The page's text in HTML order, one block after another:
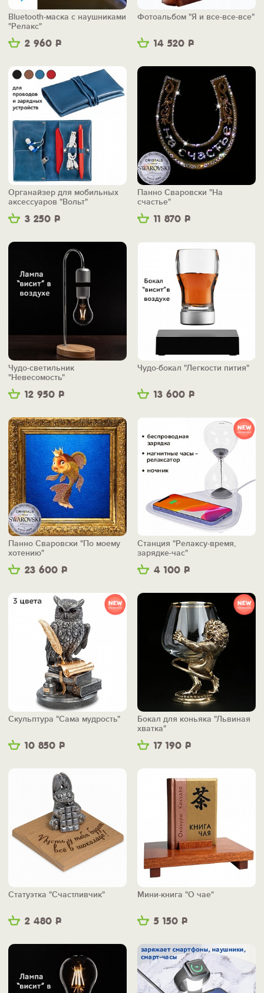
2 960 Р
Bluetooth-маска с наушниками
"Релакс"
14 520 Р
Фотоальбом "Я и все-все-все"
3 250 Р
Органайзер для мобильных
аксессуаров "Вольт"
11 870 Р
Панно Сваровски "На
счастье"
12 950 Р
Чудо-светильник
"Невесомость"
13 600 Р
Чудо-бокал "Легкости пития"
23 600 Р
Панно Сваровски "По моему
хотению"
4 100 Р
Станция "Релаксу-время,
зарядке-час"
10 850 Р
Скульптура "Сама мудрость"
17 190 Р
Бокал для коньяка "Львиная
хватка"
2 480 Р
Статуэтка "Счастливчик"
5 150 Р
Мини-книга "О чае"